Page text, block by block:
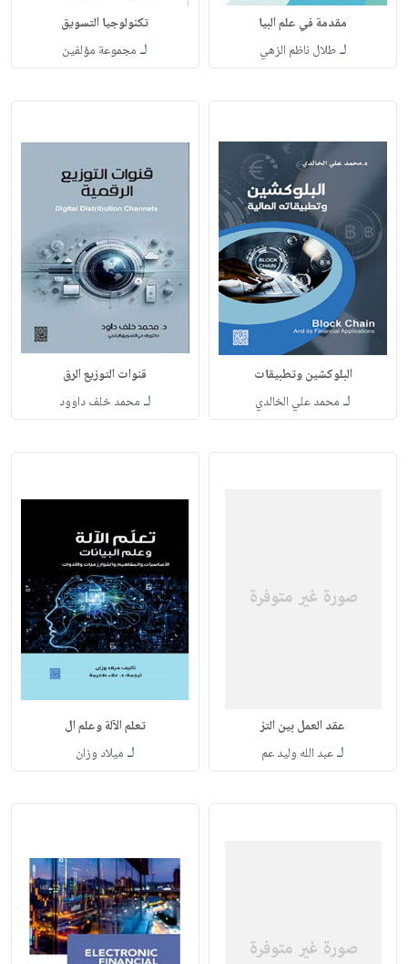
مقدمة في علم البيا
لـطلال ناظم الزهي
تكنولوجيا التسويق
لـ مجموعة مؤلفين
البلوكشين وتطبيقات
لـ محمد علي الخالدي
قنوات التوزيع الرق
لـ محمد خلف داوود
عقد العمل بين التز
لـعبد الله وليد عم
تعلم الآلة وعلم ال
لـ ميلاد وزان